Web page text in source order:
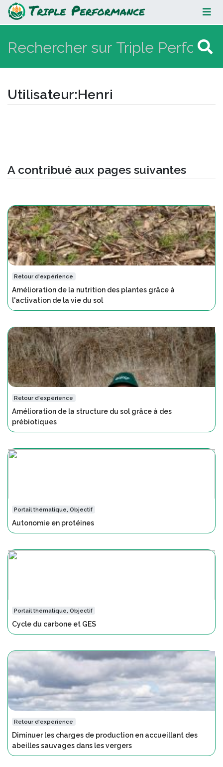
Henri
Utilisateur:Henri
A contribué aux pages suivantes
Retour d'expérience
Amélioration de la nutrition des plantes grâce à
l'activation de la vie du sol
Retour d'expérience
Amélioration de la structure du sol grâce à des
prébiotiques
Portail thématique, Objectif
Autonomie en protéines
Portail thématique, Objectif
Cycle du carbone et GES
Retour d'expérience
Diminuer les charges de production en accueillant des
abeilles sauvages dans les vergers